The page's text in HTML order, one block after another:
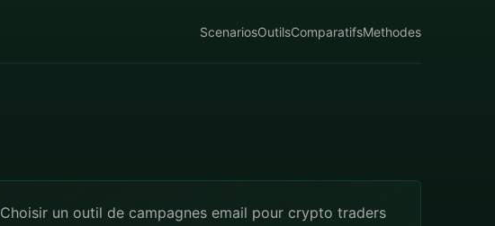
ScenariosOutilsComparatifsMethodes
Choisir un outil de campagnes email pour crypto traders